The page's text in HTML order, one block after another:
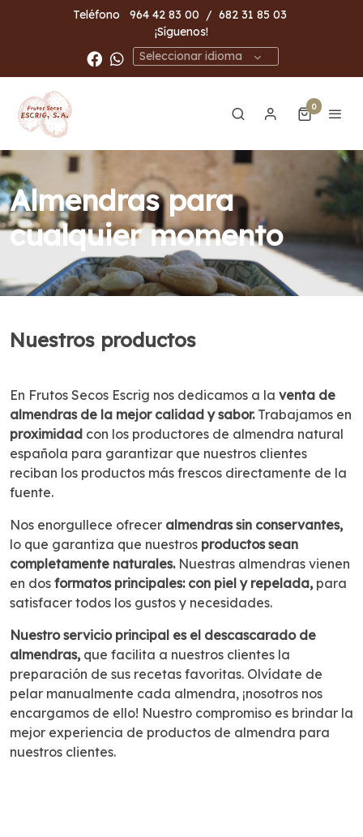
Teléfono 964 42 83 00 / 682 31 85 03
¡Síguenos!
Seleccionar idioma
0
Almendras para
cualquier momento
Nuestros productos
En Frutos Secos Escrig nos dedicamos a la venta de
almendras de la mejor calidad y sabor.Trabajamos en
proximidad con los productores de almendra natural
española para garantizar que nuestros clientes
reciban los productos más frescos directamente de la
fuente.
Nos enorgullece ofrecer almendras sin conservantes,
lo que garantiza que nuestros productos sean
completamente naturales. Nuestras almendras vienen
en dos formatos principales: con piel y repelada, para
satisfacer todos los gustos y necesidades.
Nuestro servicio principal es el descascarado de
almendras, que facilita a nuestros clientes la
preparación de sus recetas favoritas. Olvídate de
pelar manualmente cada almendra, ¡nosotros nos
encargamos de ello! Nuestro compromiso es brindar la
mejor experiencia de productos de almendra para
nuestros clientes.